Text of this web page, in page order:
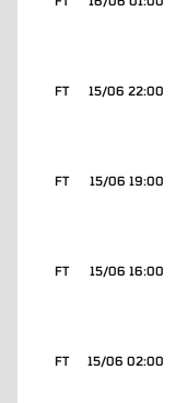
15/06 22:00
FT
15/06 19:00
FT
15/06 16:00
FT
15/06 02:00
FT